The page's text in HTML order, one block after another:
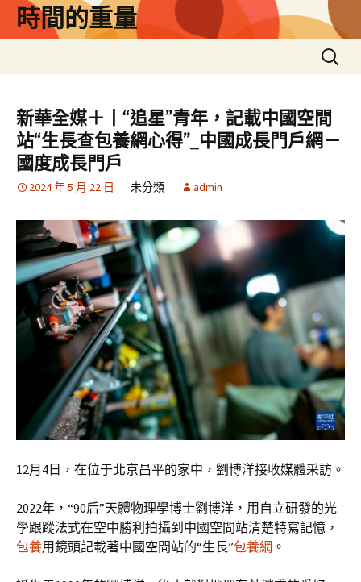
時間的重量
搜
尋
鍵
字:
新華全媒＋丨“追星”青年，記載中國空間
站“生長查包養網心得”_中國成長門戶網－
國度成長門戶
2024 年 5 月 22 日 未分類 admin
12月4日，在位于北京昌平的家中，劉博洋接收媒體采訪。
2022年，“90后”天體物理學博士劉博洋，用自立研發的光
學跟蹤法式在空中勝利拍攝到中國空間站清楚特寫記憶，
包養用鏡頭記載著中國空間站的“生長”包養網 。